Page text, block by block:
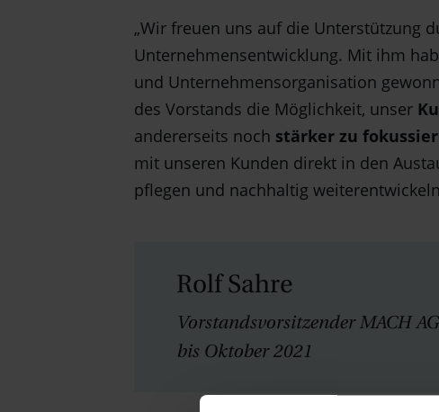
„Wir freuen uns auf die Unterstützung
Unternehmensentwicklung. Mit ihm
und Unternehmensorganisation
des Vorstands die Möglichkeit, unser
andererseits noch stärker zu
mit unseren Kunden direkt in den
pflegen und nachhaltig
Rolf Sahre
Vorstandsvorsitzender MACH AG
bis Oktober 2021